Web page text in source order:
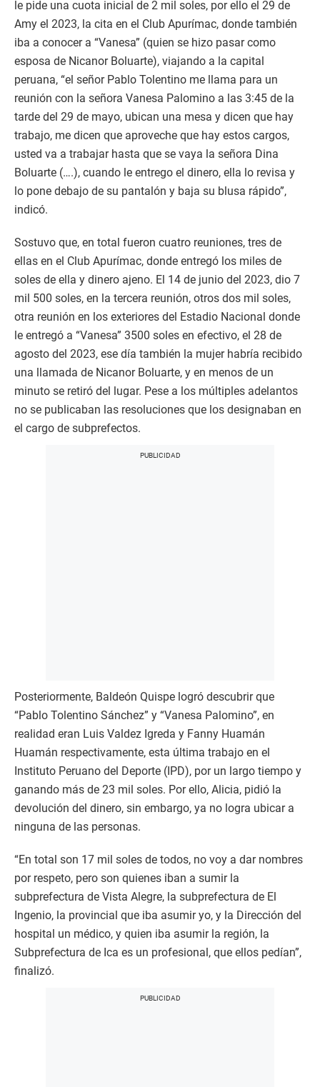
le pide una cuota inicial de 2 mil soles, por ello el 29 de
Amy el 2023, la cita en el Club Apurímac, donde también
iba a conocer a “Vanesa” (quien se hizo pasar como
esposa de Nicanor Boluarte), viajando a la capital
peruana, “el señor Pablo Tolentino me llama para un
reunión con la señora Vanesa Palomino a las 3:45 de la
tarde del 29 de mayo, ubican una mesa y dicen que hay
trabajo, me dicen que aproveche que hay estos cargos,
usted va a trabajar hasta que se vaya la señora Dina
Boluarte (….), cuando le entrego el dinero, ella lo revisa y
lo pone debajo de su pantalón y baja su blusa rápido”,
indicó.
Sostuvo que, en total fueron cuatro reuniones, tres de
ellas en el Club Apurímac, donde entregó los miles de
soles de ella y dinero ajeno. El 14 de junio del 2023, dio 7
mil 500 soles, en la tercera reunión, otros dos mil soles,
otra reunión en los exteriores del Estadio Nacional donde
le entregó a “Vanesa” 3500 soles en efectivo, el 28 de
agosto del 2023, ese día también la mujer habría recibido
una llamada de Nicanor Boluarte, y en menos de un
minuto se retiró del lugar. Pese a los múltiples adelantos
no se publicaban las resoluciones que los designaban en
el cargo de subprefectos.
Posteriormente, Baldeón Quispe logró descubrir que
“Pablo Tolentino Sánchez” y “Vanesa Palomino”, en
realidad eran Luis Valdez Igreda y Fanny Huamán
Huamán respectivamente, esta última trabajo en el
Instituto Peruano del Deporte (IPD), por un largo tiempo y
ganando más de 23 mil soles. Por ello, Alicia, pidió la
devolución del dinero, sin embargo, ya no logra ubicar a
ninguna de las personas.
“En total son 17 mil soles de todos, no voy a dar nombres
por respeto, pero son quienes iban a sumir la
subprefectura de Vista Alegre, la subprefectura de El
Ingenio, la provincial que iba asumir yo, y la Dirección del
hospital un médico, y quien iba asumir la región, la
Subprefectura de Ica es un profesional, que ellos pedían”,
finalizó.